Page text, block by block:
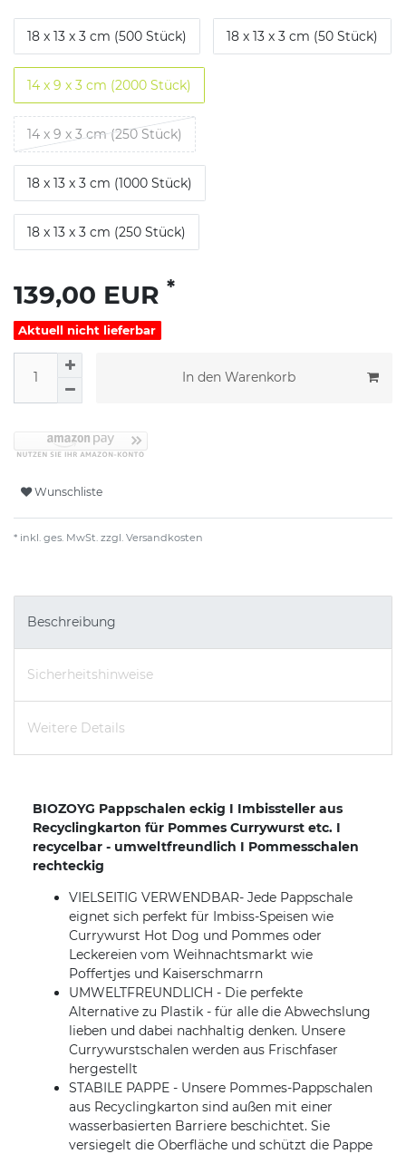
18 x 13 x 3 cm (500 Stück) 18 x 13 x 3 cm (50 Stück)
14 x 9 x 3 cm (2000 Stück)
14 x 9 x 3 cm (250 Stück)
18 x 13 x 3 cm (1000 Stück)
18 x 13 x 3 cm (250 Stück)
139,00 EUR *
Aktuell nicht lieferbar
In den Warenkorb
Wunschliste
* inkl. ges. MwSt. zzgl. Versandkosten
Beschreibung
Sicherheitshinweise
Weitere Details
BIOZOYG Pappschalen eckig I Imbissteller aus
Recyclingkarton für Pommes Currywurst etc. I
recycelbar - umweltfreundlich I Pommesschalen
rechteckig
VIELSEITIG VERWENDBAR- Jede Pappschale
eignet sich perfekt für Imbiss-Speisen wie
Currywurst Hot Dog und Pommes oder
Leckereien vom Weihnachtsmarkt wie
Poffertjes und Kaiserschmarrn
UMWELTFREUNDLICH - Die perfekte
Alternative zu Plastik - für alle die Abwechslung
lieben und dabei nachhaltig denken. Unsere
Currywurstschalen werden aus Frischfaser
hergestellt
STABILE PAPPE - Unsere Pommes-Pappschalen
aus Recyclingkarton sind außen mit einer
wasserbasierten Barriere beschichtet. Sie
versiegelt die Oberfläche und schützt die Pappe